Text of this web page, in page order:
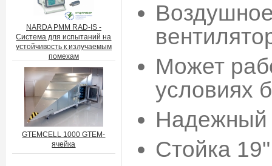
NARDA PMM RAD-IS -
Система для испытаний на
устойчивость к излучаемым
помехам
GTEMCELL 1000 GTEM-
ячейка
Может
условиях
Надежный
Стойка 19"